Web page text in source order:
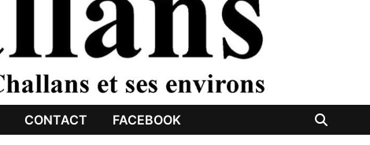
CONTACT FACEBOOK